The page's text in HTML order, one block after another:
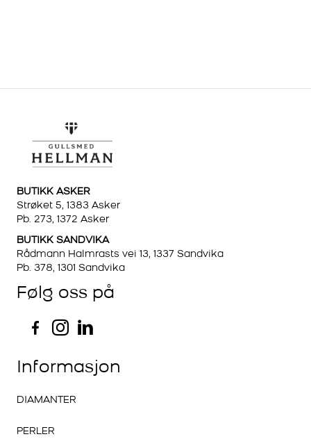
BUTIKK ASKER
Strøket 5, 1383 Asker
Pb. 273, 1372 Asker
BUTIKK SANDVIKA
Rådmann Halmrasts vei 13, 1337 Sandvika
Pb. 378, 1301 Sandvika
Følg oss på
Informasjon
DIAMANTER
PERLER